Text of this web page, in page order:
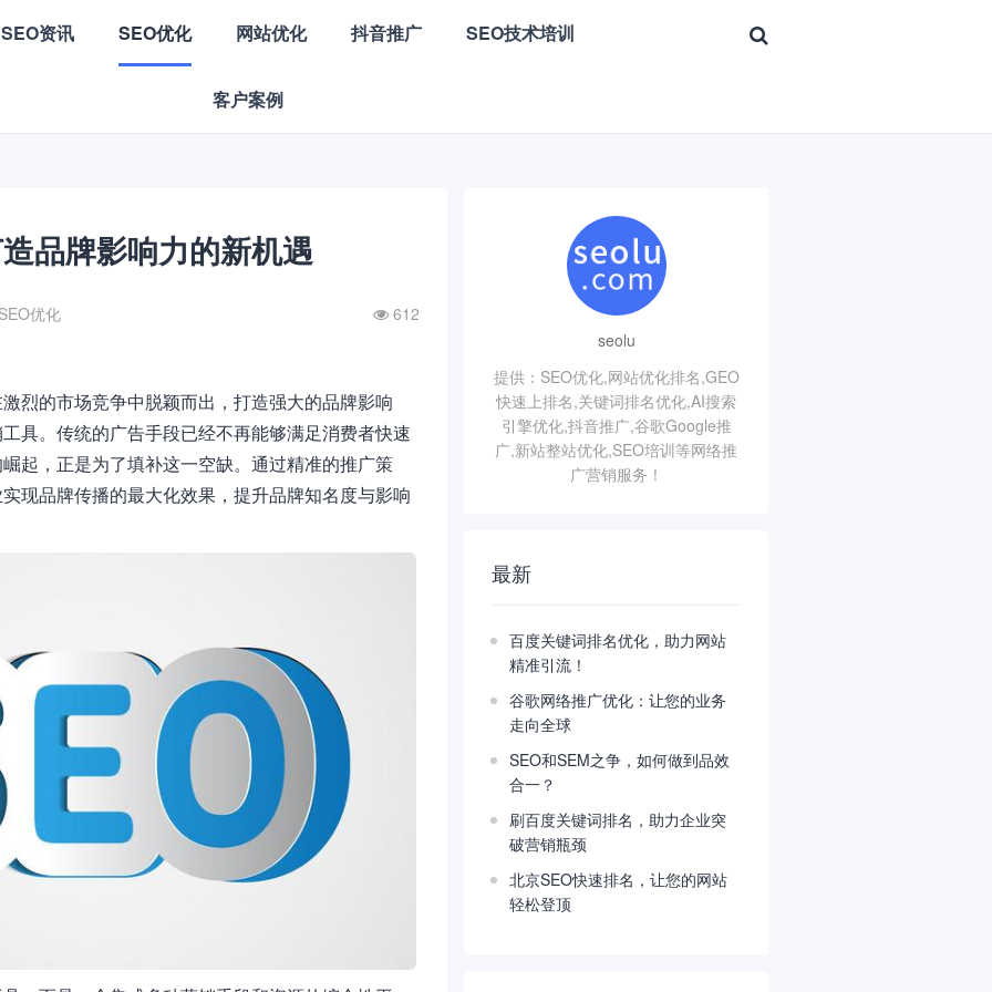
SEO资讯 SEO优化 网站优化 抖音推广 SEO技术培训
客户案例
品牌影响力的新机遇
优化 612
烈的市场竞争中脱颖而出，打造强大的品牌影响
具。传统的广告手段已经不再能够满足消费者快速
起，正是为了填补这一空缺。通过精准的推广策
现品牌传播的最大化效果，提升品牌知名度与影响
seolu
提供：SEO优化,网站优化排名,GEO
快速上排名,关键词排名优化,AI搜索
引擎优化,抖音推广,谷歌Google推
广,新站整站优化,SEO培训等网络推
广营销服务！
最新
百度关键词排名优化，助力网站
精准引流！
谷歌网络推广优化：让您的业务
走向全球
SEO和SEM之争，如何做到品效
合一？
刷百度关键词排名，助力企业突
破营销瓶颈
北京SEO快速排名，让您的网站
轻松登顶